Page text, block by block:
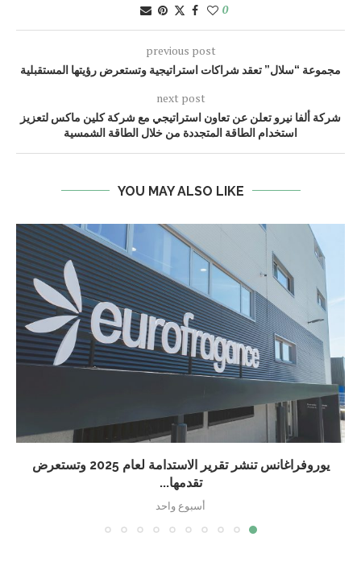
0
previous post
مجموعة “سلال” تعقد شراكات استراتيجية وتستعرض رؤيتها المستقبلية
next post
شركة ألفا نيرو تعلن عن تعاون استراتيجي مع شركة كلين ماكس لتعزيز
استخدام الطاقة المتجددة من خلال الطاقة الشمسية
YOU MAY ALSO LIKE
يوروفراغانس تنشر تقرير الاستدامة لعام 2025 وتستعرض
تقدمها...
أسبوع واحد